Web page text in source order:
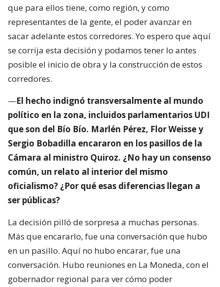
que para ellos tiene, como región, y como
representantes de la gente, el poder avanzar en
sacar adelante estos corredores. Yo espero que aquí
se corrija esta decisión y podamos tener lo antes
posible el inicio de obra y la construcción de estos
corredores.
—El hecho indignó transversalmente al mundo
político en la zona, incluidos parlamentarios UDI
que son del Bío Bío. Marlén Pérez, Flor Weisse y
Sergio Bobadilla encararon en los pasillos de la
Cámara al ministro Quiroz. ¿No hay un consenso
común, un relato al interior del mismo
oficialismo? ¿Por qué esas diferencias llegan a
ser públicas?
La decisión pilló de sorpresa a muchas personas.
Más que encararlo, fue una conversación que hubo
en un pasillo. Aquí no hubo encarar, fue una
conversación. Hubo reuniones en La Moneda, con el
gobernador regional para ver cómo poder